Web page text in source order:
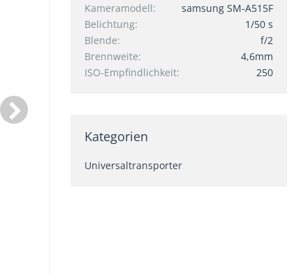
Kameramodell
samsung SM-A515F
Belichtung
1/50 s
Blende
f/2
Brennweite
4,6mm
ISO-Empfindlichkeit
250
Kategorien
Universaltransporter